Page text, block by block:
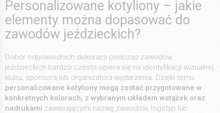
Personalizowane kotyliony – jakie
elementy można dopasować do
zawodów jeździeckich?
Dobór odpowiednich dekoracji podczas zawodów
jeździeckich bardzo często opiera się na identyfikacji wizualnej
klubu, sponsora lub organizatora wydarzenia. Dzięki temu
personalizowane kotyliony mogą zostać przygotowane w
konkretnych kolorach, z wybranym układem wstążek oraz
nadrukami zawierającymi nazwę zawodów, logotyp lub